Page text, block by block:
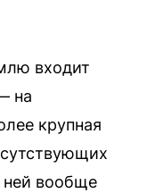
входит
на
крупная
ней вообще